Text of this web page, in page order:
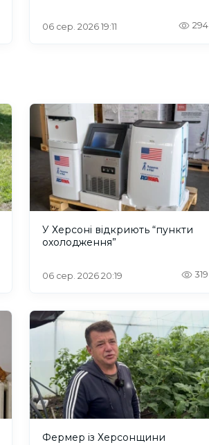
06 сер. 2026 19:11 294
У Херсоні відкриють “пункти
охолодження”
06 сер. 2026 20:19 319
Фермер із Херсонщини